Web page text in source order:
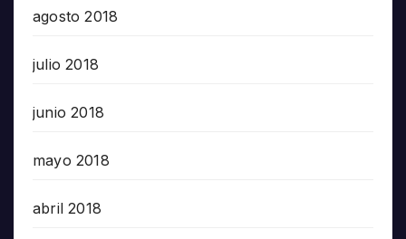
agosto 2018
julio 2018
junio 2018
mayo 2018
abril 2018